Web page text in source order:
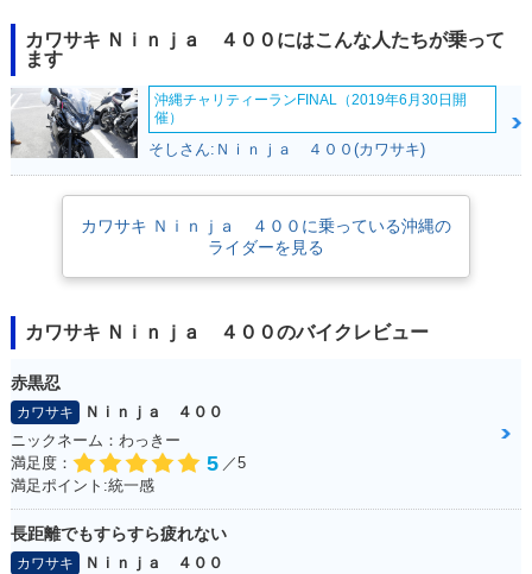
別・限定仕様
別・限定仕様
2020年 Ninja 40
0・カラーチェンジ
2019年 Ninja 400
カワサキ Ｎｉｎｊａ ４００にはこんな人たちが乗って
ます
沖縄チャリティーランFINAL（2019年6月30日開
催）
そしさん:Ｎｉｎｊａ ４００(カワサキ)
カワサキ Ｎｉｎｊａ ４００に乗っている沖縄の
ライダーを見る
カワサキ Ｎｉｎｊａ ４００のバイクレビュー
赤黒忍
カワサキ
Ｎｉｎｊａ ４００
ニックネーム：わっきー
満足度：
5 ／5
満足ポイント:統一感
長距離でもすらすら疲れない
カワサキ
Ｎｉｎｊａ ４００